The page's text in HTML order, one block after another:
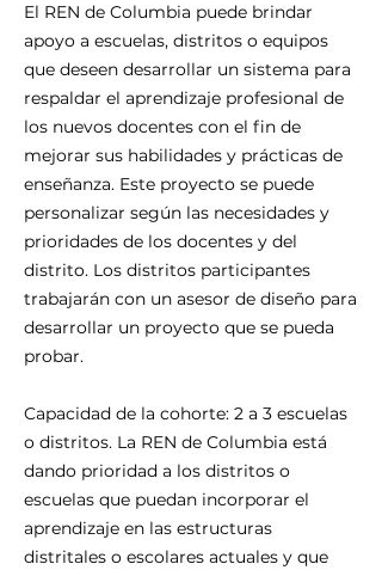
El REN de Columbia puede brindar
apoyo a escuelas, distritos o equipos
que deseen desarrollar un sistema para
respaldar el aprendizaje profesional de
los nuevos docentes con el fin de
mejorar sus habilidades y prácticas de
enseñanza. Este proyecto se puede
personalizar según las necesidades y
prioridades de los docentes y del
distrito. Los distritos participantes
trabajarán con un asesor de diseño para
desarrollar un proyecto que se pueda
probar.
Capacidad de la cohorte: 2 a 3 escuelas
o distritos. La REN de Columbia está
dando prioridad a los distritos o
escuelas que puedan incorporar el
aprendizaje en las estructuras
distritales o escolares actuales y que